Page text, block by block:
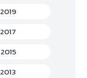
2019
2017
2015
2013